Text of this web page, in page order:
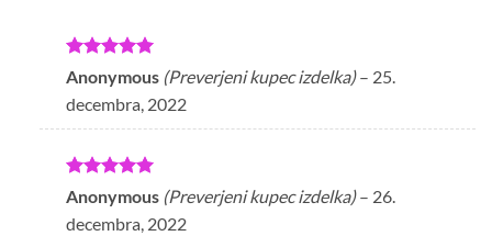
Ocenjeno5
od 5
Anonymous (Preverjeni kupec izdelka) – 25.
decembra, 2022
Ocenjeno5
od 5
Anonymous (Preverjeni kupec izdelka) – 26.
decembra, 2022